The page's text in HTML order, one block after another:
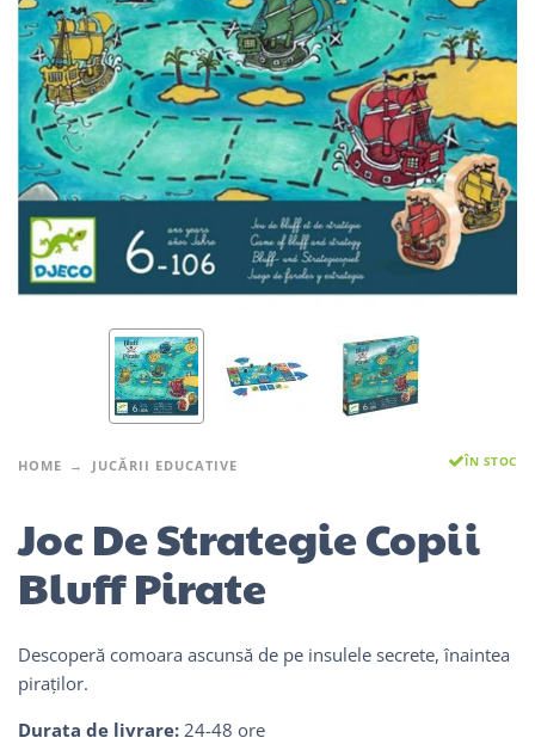
HOME JUCĂRII EDUCATIVE ÎN STOC
Joc De Strategie Copii
Bluff Pirate
Descoperă comoara ascunsă de pe insulele secrete, înaintea
piraților.
Durata de livrare: 24-48 ore